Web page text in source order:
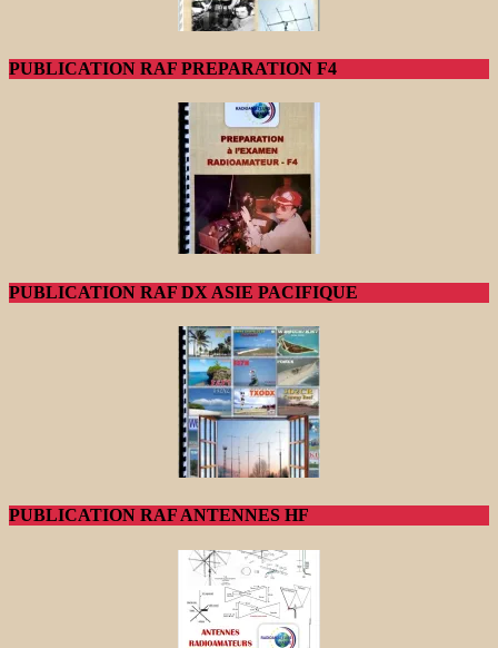
PUBLICATION RAF PREPARATION F4
PUBLICATION RAF DX ASIE PACIFIQUE
PUBLICATION RAF ANTENNES HF